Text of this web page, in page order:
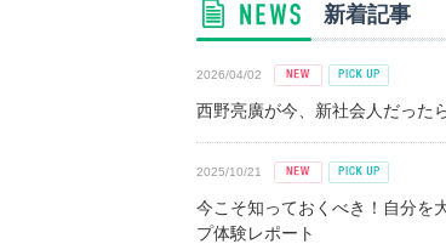
新着記事
2026/04/02
西野亮廣が今、新社会人だった
2025/10/21
今こそ知っておくべき！自分を
プ体験レポート